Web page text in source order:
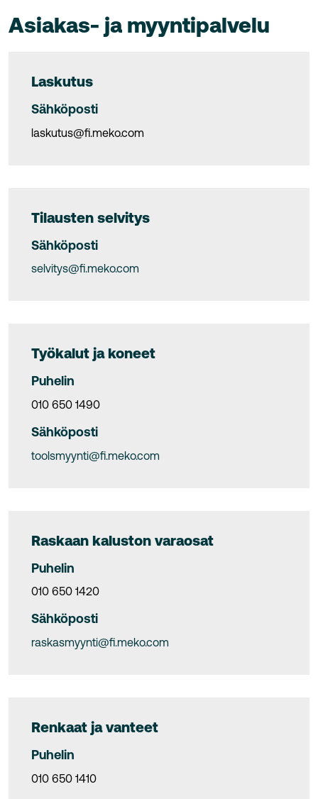
Asiakas- ja myyntipalvelu
Laskutus
Sähköposti
laskutus@fi.meko.com
Tilausten selvitys
Sähköposti
selvitys@fi.meko.com
Työkalut ja koneet
Puhelin
010 650 1490
Sähköposti
toolsmyynti@fi.meko.com
Raskaan kaluston varaosat
Puhelin
010 650 1420
Sähköposti
raskasmyynti@fi.meko.com
Renkaat ja vanteet
Puhelin
010 650 1410